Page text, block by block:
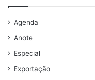
Agenda
Anote
Especial
Exportação